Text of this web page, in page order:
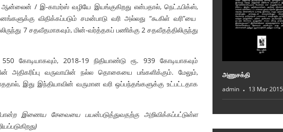
ஆன்லைன் / இ-காமர்ஸ் வழியே இயங்குகிறது என்பதால், நெட்ஃபிக்ஸ்,
விதிக்கப்படும் சமன்பாடு வரி அல்லது “கூகிள் வரி”யை
7 சதவீதமாகவும், மின்-வர்த்தகப் பணிக்கு 2 சதவீதத்திலிருந்து
கோடியாகவும், 2018-19 நிதியாண்டு ரூ. 939 கோடியாகவும்
அதிகரிப்பு வருவாயின் நல்ல தொகையை பங்களிக்கும். மேலும்,
இது இந்தியாவின் வருமான வரி ஒப்பந்தங்களுக்கு உட்பட்டதாக
இணைய சேவையை பயன்படுத்துவதற்கு அறிவிக்கப்பட்டுள்ள
அணுசக்தி
admin 13 Mar 2015